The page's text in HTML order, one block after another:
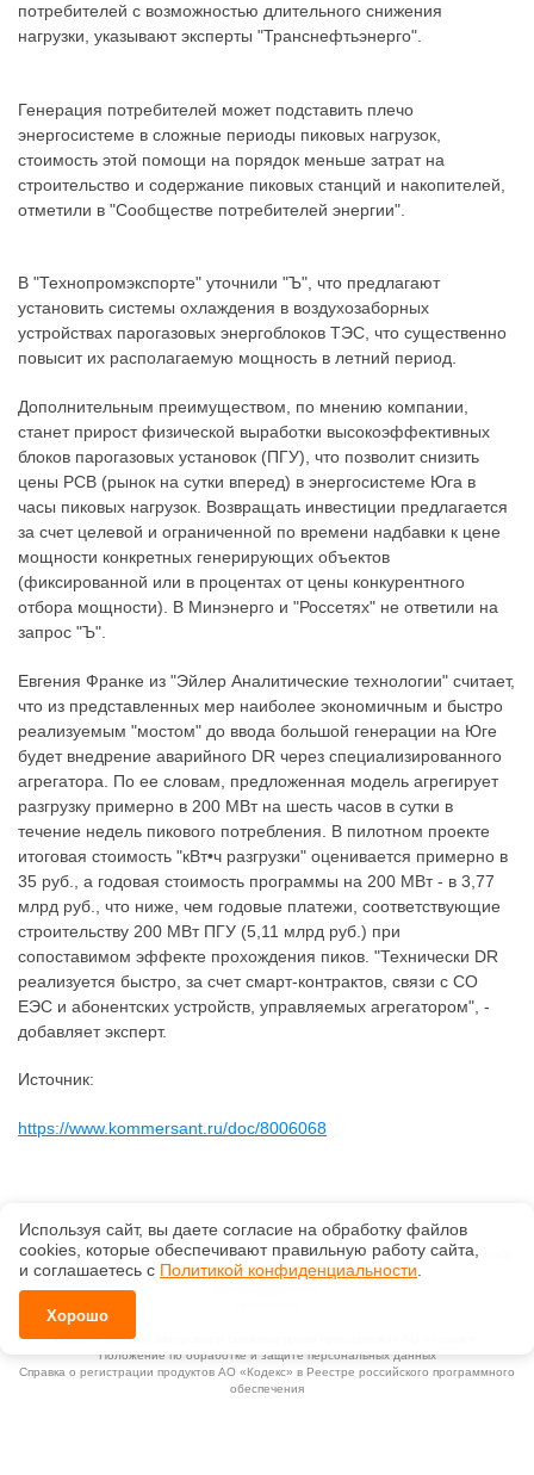
потребителей с возможностью длительного снижения
нагрузки, указывают эксперты "Транснефтьэнерго".
Генерация потребителей может подставить плечо
энергосистеме в сложные периоды пиковых нагрузок,
стоимость этой помощи на порядок меньше затрат на
строительство и содержание пиковых станций и накопителей,
отметили в "Сообществе потребителей энергии".
В "Технопромэкспорте" уточнили "Ъ", что предлагают
установить системы охлаждения в воздухозаборных
устройствах парогазовых энергоблоков ТЭС, что существенно
повысит их располагаемую мощность в летний период.
Дополнительным преимуществом, по мнению компании,
станет прирост физической выработки высокоэффективных
блоков парогазовых установок (ПГУ), что позволит снизить
цены РСВ (рынок на сутки вперед) в энергосистеме Юга в
часы пиковых нагрузок. Возвращать инвестиции предлагается
за счет целевой и ограниченной по времени надбавки к цене
мощности конкретных генерирующих объектов
(фиксированной или в процентах от цены конкурентного
отбора мощности). В Минэнерго и "Россетях" не ответили на
запрос "Ъ".
Евгения Франке из "Эйлер Аналитические технологии" считает,
что из представленных мер наиболее экономичным и быстро
реализуемым "мостом" до ввода большой генерации на Юге
будет внедрение аварийного DR через специализированного
агрегатора. По ее словам, предложенная модель агрегирует
разгрузку примерно в 200 МВт на шесть часов в сутки в
течение недель пикового потребления. В пилотном проекте
итоговая стоимость "кВт•ч разгрузки" оценивается примерно в
35 руб., а годовая стоимость программы на 200 МВт - в 3,77
млрд руб., что ниже, чем годовые платежи, соответствующие
строительству 200 МВт ПГУ (5,11 млрд руб.) при
сопоставимом эффекте прохождения пиков. "Технически DR
реализуется быстро, за счет смарт-контрактов, связи с СО
ЕЭС и абонентских устройств, управляемых агрегатором", -
добавляет эксперт.
Источник:
https://www.kommersant.ru/doc/8006068
© ООО «Техэксперт-Проф», 2026, v2.12.20 revision: 67b0ca1b
ОКВЭД: 63.11.1, Коды видов деятельности в области информационных технологий:
1.01, 3.01
Исключительные авторские и смежные права принадлежат АО «Кодекс».
Положение по обработке и защите персональных данных
Справка о регистрации продуктов АО «Кодекс» в Реестре российского программного
обеспечения
Используя сайт, вы даете согласие на обработку файлов
сооkiеs, которые обеспечивают правильную работу сайта,
и соглашаетесь с Политикой конфиденциальности
Хорошо